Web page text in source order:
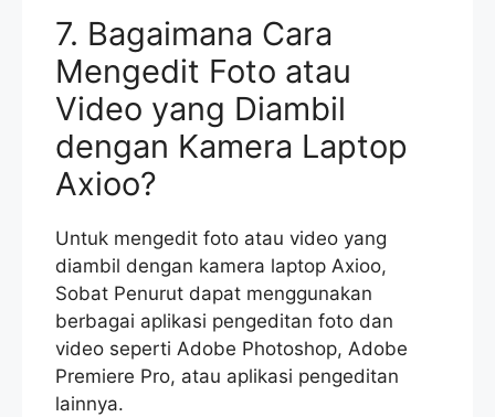
7. Bagaimana Cara
Mengedit Foto atau
Video yang Diambil
dengan Kamera Laptop
Axioo?
Untuk mengedit foto atau video yang
diambil dengan kamera laptop Axioo,
Sobat Penurut dapat menggunakan
berbagai aplikasi pengeditan foto dan
video seperti Adobe Photoshop, Adobe
Premiere Pro, atau aplikasi pengeditan
lainnya.